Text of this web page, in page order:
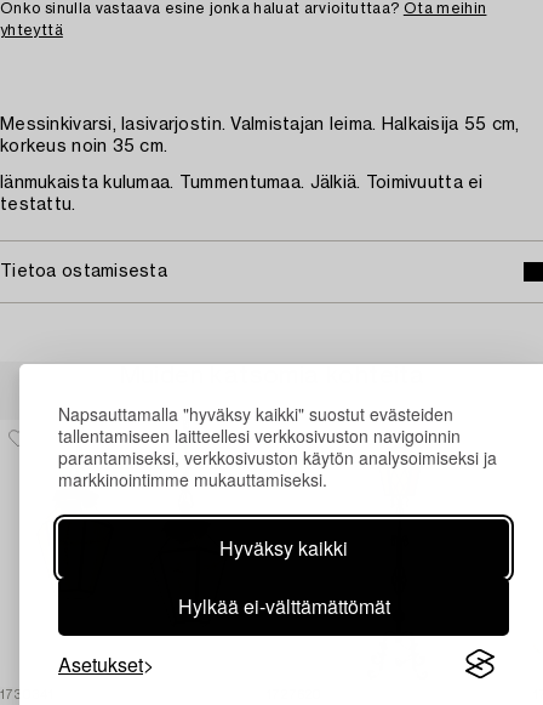
Napsauttamalla "hyväksy kaikki" suostut evästeiden
tallentamiseen laitteellesi verkkosivuston navigoinnin
parantamiseksi, verkkosivuston käytön analysoimiseksi ja
markkinointimme mukauttamiseksi.
Hyväksy kaikki
Hylkää ei-välttämättömät
Asetukset
Onko sinulla vastaava esine jonka haluat arvioituttaa? Ota meihin
yhteyttä
Messinkivarsi, lasivarjostin. Valmistajan leima. Halkaisija 55 cm,
korkeus noin 35 cm.
Iänmukaista kulumaa. Tummentumaa. Jälkiä. Toimivuutta ei
testattu.
Tietoa ostamisesta
1730341